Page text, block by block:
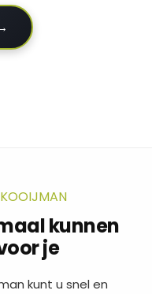
kunnen
je
kunt u snel en